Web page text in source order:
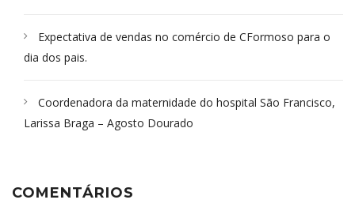
Expectativa de vendas no comércio de CFormoso para o
dia dos pais.
Coordenadora da maternidade do hospital São Francisco,
Larissa Braga – Agosto Dourado
COMENTÁRIOS